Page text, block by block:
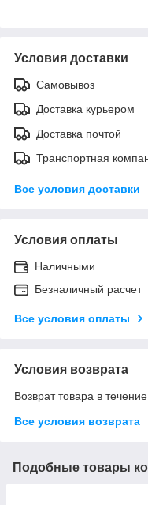
Условия доставки
Самовывоз
Доставка курьером
Доставка почтой
Транспортная
Все условия доставки
Условия оплаты
Наличными
Безналичный расчет
Все условия оплаты
Условия возврата
Возврат товара в
Все условия возврата
Подобные товары